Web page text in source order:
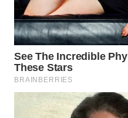
WN
TAPANULI
UTARA
WN
SAMOSIR